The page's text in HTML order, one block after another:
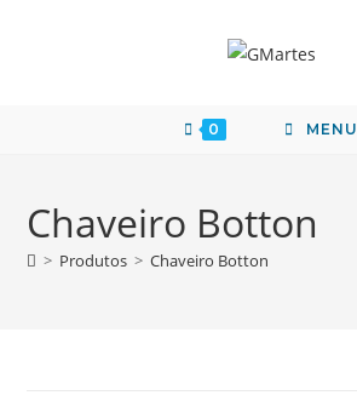
0 MENU
Chaveiro Botton
> Produtos > Chaveiro Botton